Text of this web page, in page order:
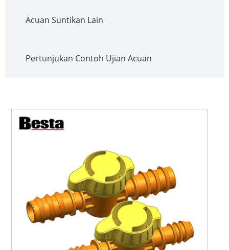
Acuan Suntikan Lain
Pertunjukan Contoh Ujian Acuan